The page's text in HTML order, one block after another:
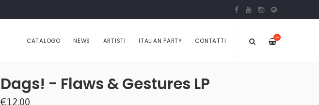
—
CATALOGO NEWS ARTISTI ITALIAN PARTY CONTATTI
Dags! - Flaws & Gestures LP
€12.00